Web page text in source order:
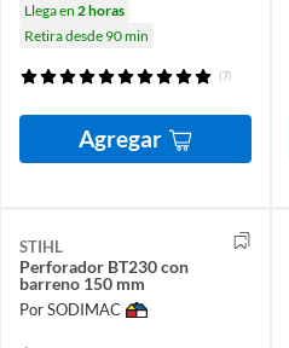
Llega en 2 horas
Retira desde 90 min
(7)
Agregar
STIHL
Perforador BT230 con
barreno 150 mm
Por SODIMAC